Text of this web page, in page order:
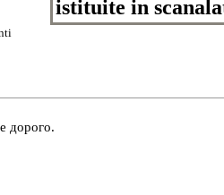
istituite in
дорого.